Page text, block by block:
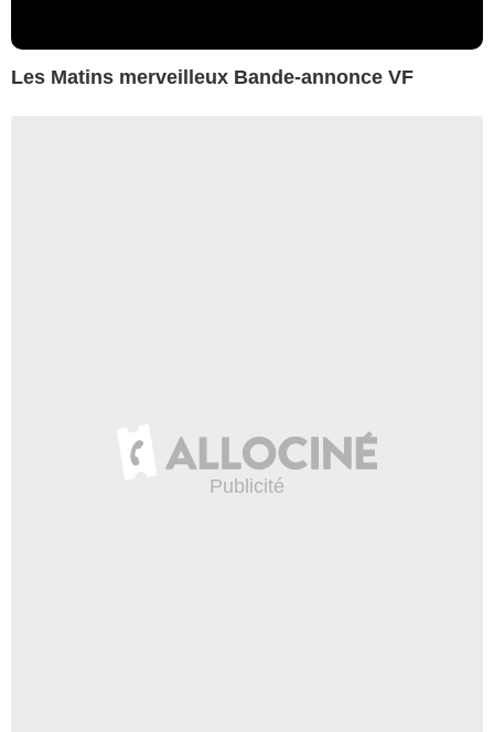
Les Matins merveilleux Bande-annonce VF